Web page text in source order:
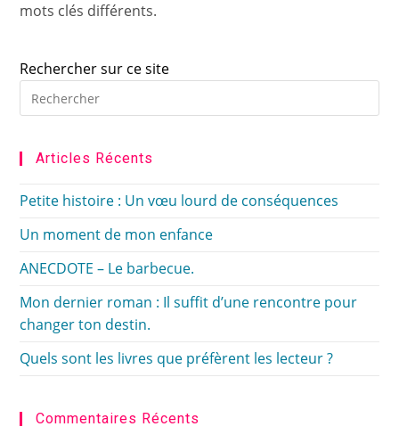
mots clés différents.
Rechercher sur ce site
Articles Récents
Petite histoire : Un vœu lourd de conséquences
Un moment de mon enfance
ANECDOTE – Le barbecue.
Mon dernier roman : Il suffit d’une rencontre pour
changer ton destin.
Quels sont les livres que préfèrent les lecteur ?
Commentaires Récents